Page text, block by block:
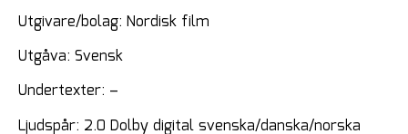
Utgivare/bolag: Nordisk film
Utgåva: Svensk
Undertexter: –
Ljudspår: 2.0 Dolby digital svenska/danska/norska